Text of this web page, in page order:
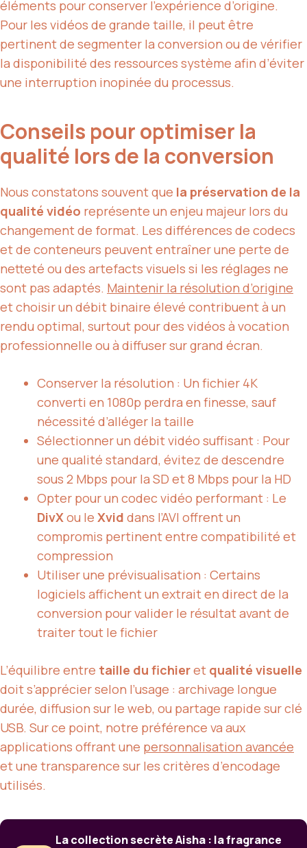
éléments pour conserver l’expérience d’origine.
Pour les vidéos de grande taille, il peut être
pertinent de segmenter la conversion ou de vérifier
la disponibilité des ressources système afin d’éviter
une interruption inopinée du processus.
Conseils pour optimiser la
qualité lors de la conversion
Nous constatons souvent que la préservation de la
qualité vidéo représente un enjeu majeur lors du
changement de format. Les différences de codecs
et de conteneurs peuvent entraîner une perte de
netteté ou des artefacts visuels si les réglages ne
sont pas adaptés. Maintenir la résolution d’origine
et choisir un débit binaire élevé contribuent à un
rendu optimal, surtout pour des vidéos à vocation
professionnelle ou à diffuser sur grand écran.
Conserver la résolution : Un fichier 4K
converti en 1080p perdra en finesse, sauf
nécessité d’alléger la taille
Sélectionner un débit vidéo suffisant : Pour
une qualité standard, évitez de descendre
sous 2 Mbps pour la SD et 8 Mbps pour la HD
Opter pour un codec vidéo performant : Le
DivXou le Xvid dans l’AVI offrent un
compromis pertinent entre compatibilité et
compression
Utiliser une prévisualisation : Certains
logiciels affichent un extrait en direct de la
conversion pour valider le résultat avant de
traiter tout le fichier
L’équilibre entre taille du fichieret qualité visuelle
doit s’apprécier selon l’usage : archivage longue
durée, diffusion sur le web, ou partage rapide sur clé
USB. Sur ce point, notre préférence va aux
applications offrant une personnalisation avancée
et une transparence sur les critères d’encodage
utilisés.
La collection secrète Aisha : la fragrance